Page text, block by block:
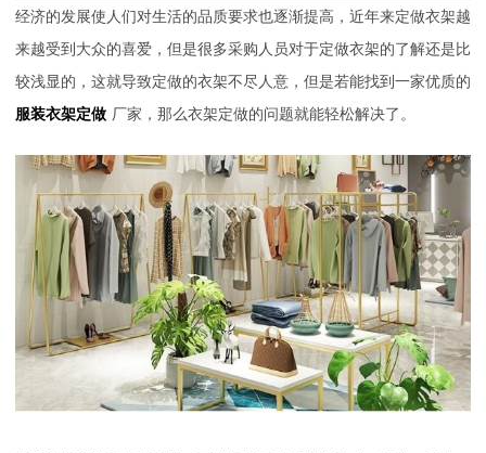
经济的发展使人们对生活的品质要求也逐渐提高，近年来定做衣架越
来越受到大众的喜爱，但是很多采购人员对于定做衣架的了解还是比
较浅显的，这就导致定做的衣架不尽人意，但是若能找到一家优质的
服装衣架定做 厂家，那么衣架定做的问题就能轻松解决了。